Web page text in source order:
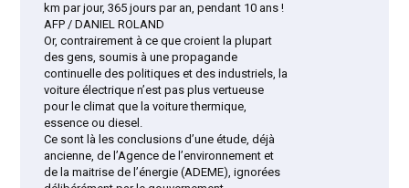
km par jour, 365 jours par an, pendant 10 ans !
AFP / DANIEL ROLAND
Or, contrairement à ce que croient la plupart
des gens, soumis à une propagande
continuelle des politiques et des industriels, la
voiture électrique n’est pas plus vertueuse
pour le climat que la voiture thermique,
essence ou diesel.
Ce sont là les conclusions d’une étude, déjà
ancienne, de l’Agence de l’environnement et
de la maitrise de l’énergie (ADEME), ignorées